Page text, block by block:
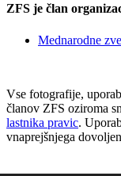
ZFS je član
Mednarodne
Vse fotografije,
članov ZFS oziroma
lastnika pravic.
vnaprejšnjega